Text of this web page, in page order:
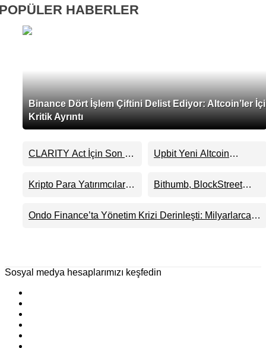
HABERLER
Binance Dört İşlem Çiftini Delist Ediyor: Altcoin’ler
Kritik Ayrıntı
CLARITY Act İçin Son 24
Kripto Para Piyasasının
Beklentisini Bozabilir
Upbit Yeni Altcoin
KRW, BTC ve USDT
Kripto Para Yatırımcıları
Hedef Alınıyor?
Bithumb, BlockStreet
Çifti Desteği Duyurdu
Ondo Finance’ta Yönetim Krizi Derinleşti: Milyarlarca
Sosyal medya hesaplarımızı keşfedin